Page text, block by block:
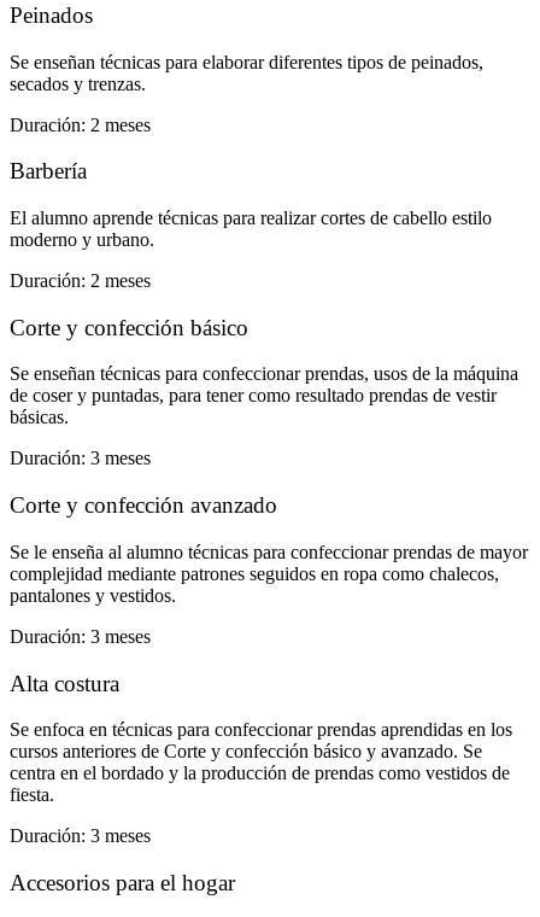
Peinados
Se enseñan técnicas para elaborar diferentes tipos de peinados,
secados y trenzas.
Duración: 2 meses
Barbería
El alumno aprende técnicas para realizar cortes de cabello estilo
moderno y urbano.
Duración: 2 meses
Corte y confección básico
Se enseñan técnicas para confeccionar prendas, usos de la máquina
de coser y puntadas, para tener como resultado prendas de vestir
básicas.
Duración: 3 meses
Corte y confección avanzado
Se le enseña al alumno técnicas para confeccionar prendas de mayor
complejidad mediante patrones seguidos en ropa como chalecos,
pantalones y vestidos.
Duración: 3 meses
Alta costura
Se enfoca en técnicas para confeccionar prendas aprendidas en los
cursos anteriores de Corte y confección básico y avanzado. Se
centra en el bordado y la producción de prendas como vestidos de
fiesta.
Duración: 3 meses
Accesorios para el hogar